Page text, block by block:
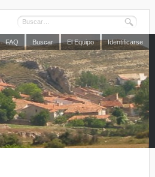
FAQ Buscar El Equipo Identificarse